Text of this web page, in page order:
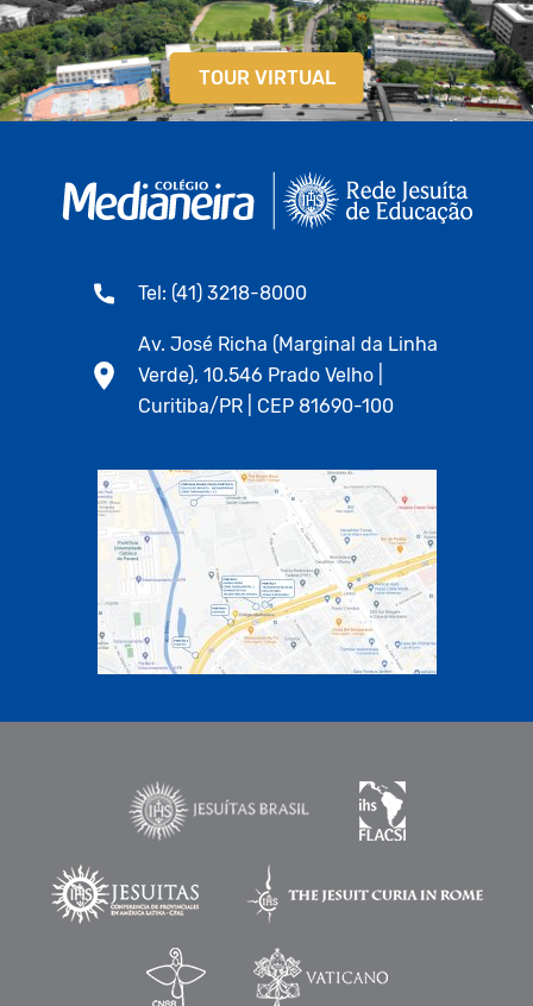
TOUR VIRTUAL
Tel: (41) 3218-8000
Av. José Richa (Marginal da Linha
Verde), 10.546 Prado Velho |
Curitiba/PR | CEP 81690-100